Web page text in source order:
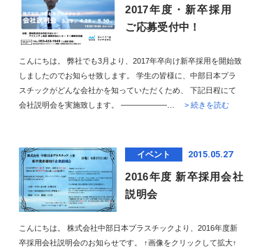
2017年度・新卒採用
ご応募受付中！
こんにちは。 弊社でも3月より、2017年卒向け新卒採用を開始致
しましたのでお知らせ致します。 学生の皆様に、中部日本プラ
スチックがどんな会社かを知っていただくため、 下記日程にて
会社説明会を実施致します。 ——————…
> 続きを読む
イベント 2015.05.27
2016年度 新卒採用会社
説明会
こんにちは。 株式会社中部日本プラスチックより、2016年度新
卒採用会社説明会のお知らせです。 ↑画像をクリックして拡大↑